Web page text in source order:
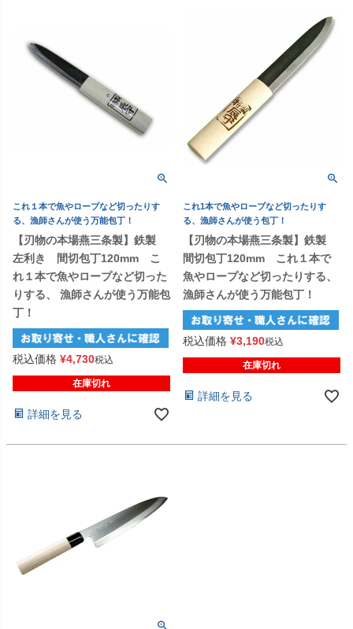
これ１本で魚やロープなど切ったりす
る、漁師さんが使う万能包丁！
【刃物の本場燕三条製】鉄製
左利き 間切包丁120mm こ
れ１本で魚やロープなど切った
りする、 漁師さんが使う万能包
丁！
税込価格 ¥4,730税込
在庫切れ
詳細を見る
これ1本で魚やロープなど切ったりす
る、漁師さんが使う包丁！
【刃物の本場燕三条製】鉄製
間切包丁120mm これ１本で
魚やロープなど切ったりする、
漁師さんが使う万能包丁！
税込価格 ¥3,190税込
在庫切れ
詳細を見る